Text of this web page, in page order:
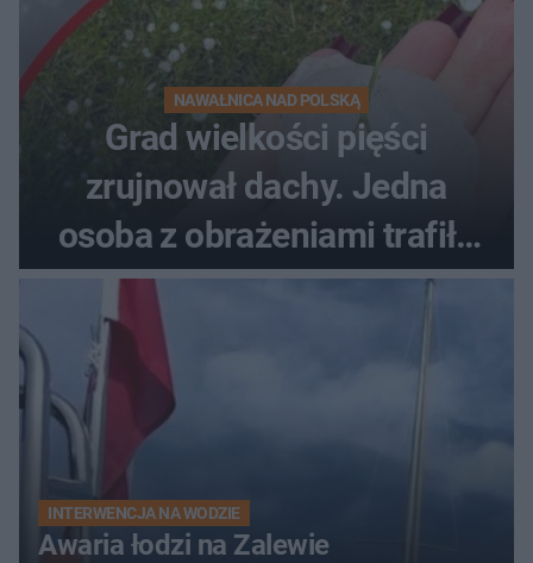
NAWAŁNICA NAD POLSKĄ
Grad wielkości pięści
zrujnował dachy. Jedna
osoba z obrażeniami trafiła
do szpitala
INTERWENCJA NA WODZIE
Awaria łodzi na Zalewie